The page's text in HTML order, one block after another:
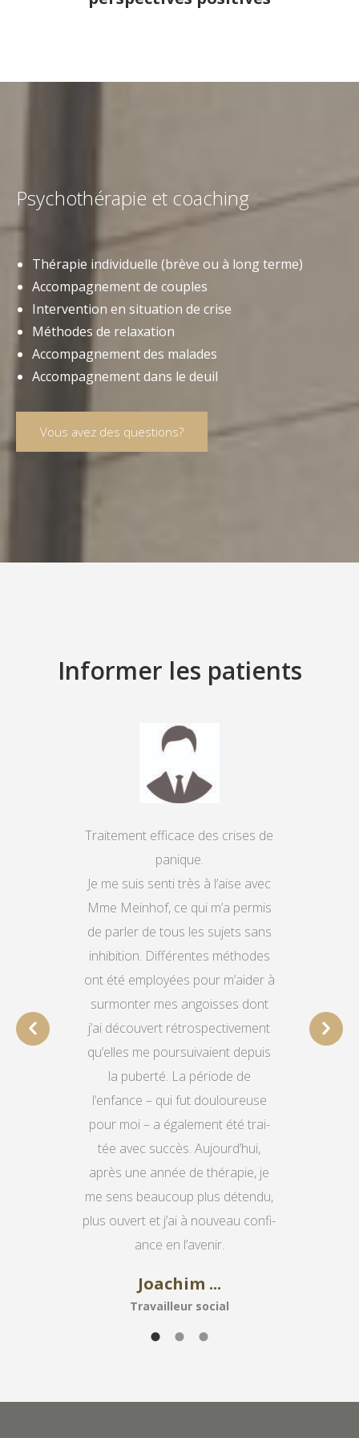
Psychothérapie et coaching
Thé­ra­pie indi­vi­du­el­le (brè­ve ou à long terme)
Accom­pa­gne­ment de couples
Inter­ven­ti­on en situa­ti­on de crise
Métho­des de relaxation
Accom­pa­gne­ment des malades
Accom­pa­gne­ment dans le deuil
Vous avez des questions?
Informer les patients
Trai­te­ment effi­cace des cri­ses de
panique.
Je me suis sen­ti très à l’aise avec
Mme Mein­hof, ce qui m’a per­mis
de par­ler de tous les sujets sans
inhi­bi­ti­on. Dif­fé­ren­tes métho­des
ont été employées pour m’aider à
sur­mon­ter mes ango­is­ses dont
j’ai décou­vert rétro­s­pec­ti­ve­ment
qu’elles me pour­suivai­ent depuis
la puber­té. La péri­ode de
l’enfance – qui fut dou­lou­reu­se
pour moi – a éga­le­ment été trai­
tée avec suc­cès. Aujourd’hui,
après une année de thé­ra­pie, je
me sens beau­coup plus déten­du,
plus ouvert et j’ai à nou­veau con­fi­
ance en l’avenir.
Joachim ...
Tra­vail­leur social